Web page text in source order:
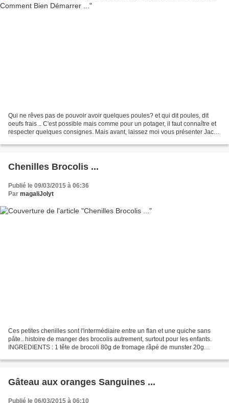
Qui ne rêves pas de pouvoir avoir quelques poules? et qui dit poules, dit
oeufs frais .. C'est possible mais comme pour un potager, il faut connaître et
respecter quelques consignes. Mais avant, laissez moi vous présenter Jacky
Chenilles Brocolis ...
Publié le 09/03/2015 à 06:36
Par magaliJolyt
Ces petites chenilles sont l'intermédiaire entre un flan et une quiche sans
pâte.. histoire de manger des brocolis autrement, surtout pour les enfants.
INGREDIENTS : 1 tête de brocoli 80g de fromage râpé de munster 20g
Gâteau aux oranges Sanguines ...
Publié le 06/03/2015 à 06:10